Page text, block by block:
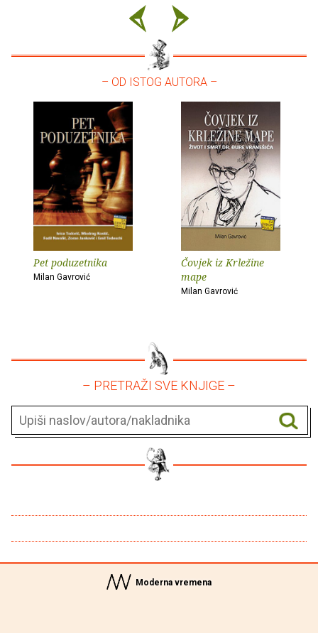
– OD ISTOG AUTORA –
Pet poduzetnika
Milan Gavrović
Čovjek iz Krležine
mape
Milan Gavrović
– PRETRAŽI SVE KNJIGE –
Moderna vremena